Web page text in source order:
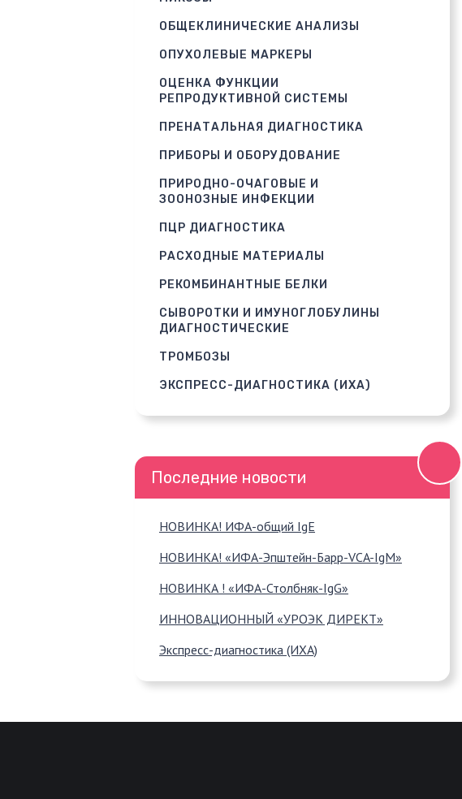
ОБЩЕКЛИНИЧЕСКИЕ АНАЛИЗЫ
ОПУХОЛЕВЫЕ МАРКЕРЫ
ОЦЕНКА ФУНКЦИИ
РЕПРОДУКТИВНОЙ СИСТЕМЫ
ПРЕНАТАЛЬНАЯ ДИАГНОСТИКА
ПРИБОРЫ И ОБОРУДОВАНИЕ
ПРИРОДНО-ОЧАГОВЫЕ И
ЗООНОЗНЫЕ ИНФЕКЦИИ
ПЦР ДИАГНОСТИКА
РАСХОДНЫЕ МАТЕРИАЛЫ
РЕКОМБИНАНТНЫЕ БЕЛКИ
СЫВОРОТКИ И ИМУНОГЛОБУЛИНЫ
ДИАГНОСТИЧЕСКИЕ
ТРОМБОЗЫ
ЭКСПРЕСС-ДИАГНОСТИКА (ИХА)
Последние новости
НОВИНКА! ИФА-общий IgE
НОВИНКА! «ИФА-Эпштейн-Барр-VCA-IgM»
НОВИНКА ! «ИФА-Столбняк-IgG»
ИННОВАЦИОННЫЙ «УРОЭК ДИРЕКТ»
Экспресс-диагностика (ИХА)